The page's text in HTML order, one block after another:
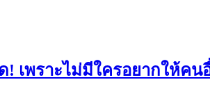
! เพราะไม่มีใครอยากให้